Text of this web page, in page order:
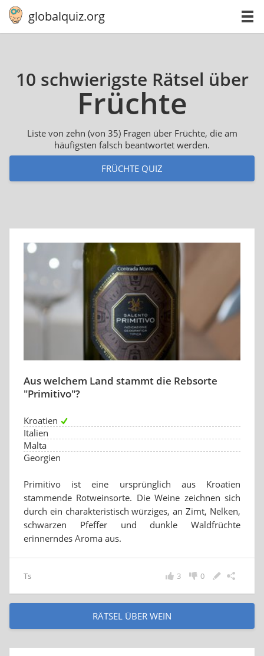
globalquiz.org
10 schwierigste Rätsel über
Früchte
Liste von zehn (von 35) Fragen über Früchte, die am
häufigsten falsch beantwortet werden.
FRÜCHTE QUIZ
Aus welchem Land stammt die Rebsorte
"Primitivo"?
Kroatien
Italien
Malta
Georgien
Primitivo ist eine ursprünglich aus Kroatien
stammende Rotweinsorte. Die Weine zeichnen sich
durch ein charakteristisch würziges, an Zimt, Nelken,
schwarzen Pfeffer und dunkle Waldfrüchte
erinnerndes Aroma aus.
Ts 0
3
RÄTSEL ÜBER WEIN